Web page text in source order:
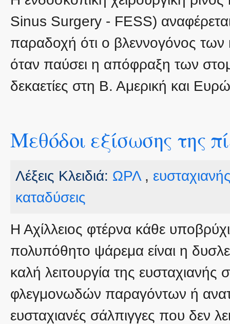
Sinus Surgery - FESS) αναφέρεται
παραδοχή ότι ο βλεννογόνος των
όταν παύσει η απόφραξη των
δεκαετίες στη Β. Αμερική και
Μεθόδοι εξίσωσης της
Λέξεις Κλειδιά: ΩΡΛ,
καταδύσεις
Η Αχίλλειος φτέρνα κάθε
πολυπόθητο ψάρεμα είναι η
καλή λειτουργία της
φλεγμονωδών παραγόντων ή
ευσταχιανές σάλπιγγες που δεν